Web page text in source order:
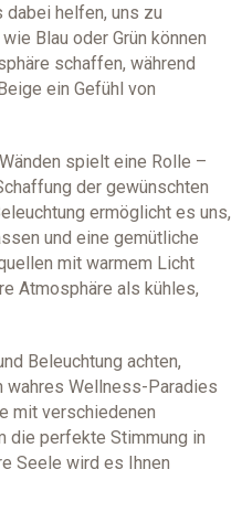
dabei helfen, uns zu
wie Blau oder Grün können
schaffen, während
ein Gefühl von
spielt eine Rolle –
der gewünschten
ermöglicht es uns,
und eine gemütliche
mit warmem Licht
Atmosphäre als kühles,
Beleuchtung achten,
wahres Wellness-Paradies
mit verschiedenen
die perfekte Stimmung in
Seele wird es Ihnen